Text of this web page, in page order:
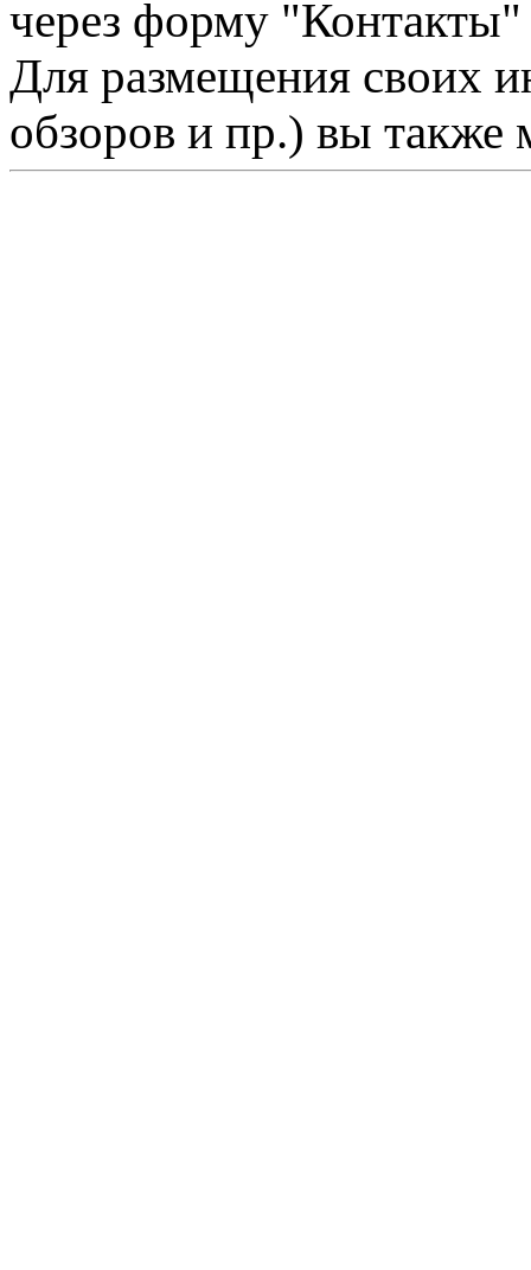
через форму "Контакты"
Для размещения своих
обзоров и пр.) вы также